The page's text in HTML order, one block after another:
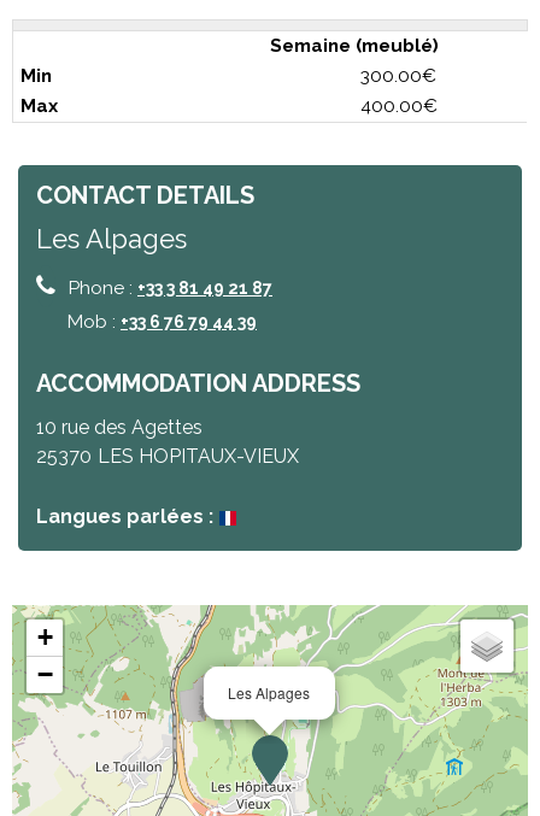
Semaine (meublé)
300.00€
400.00€
CONTACT DETAILS
Les Alpages
Phone : +33 3 81 49 21 87
Mob : +33 6 76 79 44 39
ACCOMMODATION ADDRESS
10 rue des Agettes
25370 LES HOPITAUX-VIEUX
Langues parlées :
Les Alpages
+
−